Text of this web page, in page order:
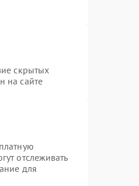
скрытых
на сайте
отслеживать
для